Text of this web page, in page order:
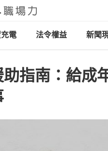
電 法令權益 新聞
指南：給成